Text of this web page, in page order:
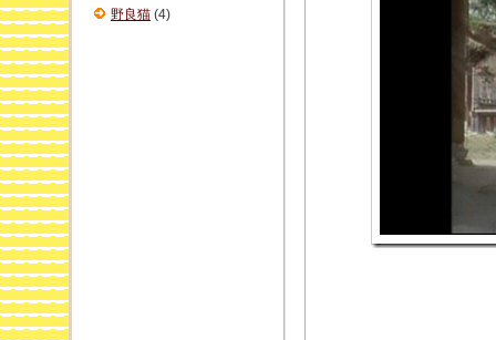
野良猫 (4)